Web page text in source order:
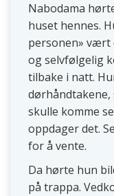
Nabodama
huset hennes.
personen» vært
og selvfølgelig
tilbake i natt.
dørhåndtakene,
skulle komme
oppdager det.
for å vente.
Da hørte hun
på trappa.